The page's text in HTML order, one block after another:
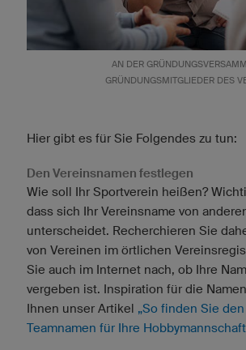
AN DER
GRÜNDUNGSMITGLIEDER DES
Hier gibt es für Sie Folgendes zu tun:
Den Vereinsnamen festlegen
Wie soll Ihr Sportverein heißen?
dass sich Ihr Vereinsname von
unterscheidet. Recherchieren Sie
von Vereinen im örtlichen
Sie auch im Internet nach, ob Ihre
vergeben ist. Inspiration für die
Ihnen unser Artikel „So finden Sie
Teamnamen für Ihre